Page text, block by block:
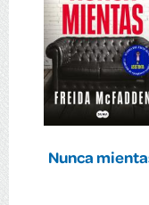
Nunca